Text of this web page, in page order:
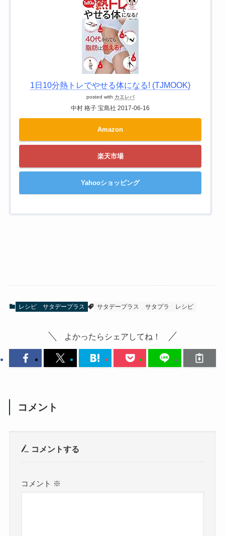
1日10分熱トレでやせる体になる! (TJMOOK)
posted with カエレバ
中村 格子 宝島社 2017-06-16
Amazon
楽天市場
Yahooショッピング
レシピ サタデープラス サタデープラス サタプラ レシピ
よかったらシェアしてね！
コメント
コメントする
コメント ※